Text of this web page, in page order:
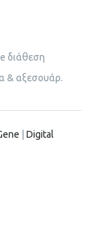
διάθεση
& αξεσουάρ.
Digital